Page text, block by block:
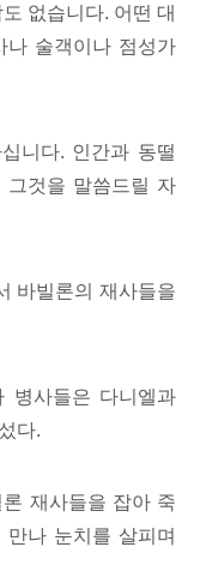
없습니다. 어떤 대
나 술객이나 점성가
니다. 인간과 동떨
그것을 말씀드릴 자
바빌론의 재사들을
병사들은 다니엘과
다.
재사들을 잡아 죽
나 눈치를 살피며